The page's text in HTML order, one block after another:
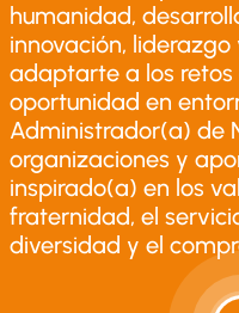
humanidad,
innovación,
adaptarte a los
oportunidad en
Administrador(a) de
organizaciones y
inspirado(a) en los
fraternidad, el
diversidad y el